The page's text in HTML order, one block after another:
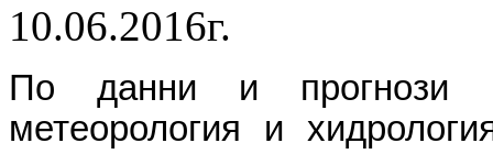
10.06.2016г.
По данни и прогнози
метеорология и